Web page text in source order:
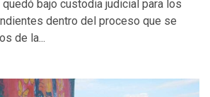
quedó bajo custodia judicial para los
dentro del proceso que se
de la...